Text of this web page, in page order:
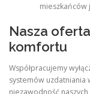
mieszkańców
Nasza
komfortu
Współpracujemy
systemów uzdatniania